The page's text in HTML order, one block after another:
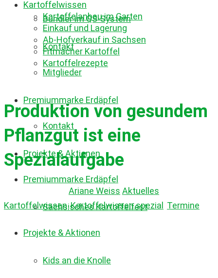
Kontakt
Premiummarke Erdäpfel
Projekte & Aktionen
Sächsisches Kartoffelfest
Kids an die Knolle
Bündler im QS-System
Mitglieder
Kontakt
Premiummarke Erdäpfel
Projekte & Aktionen
Kartoffelwissen
Kartoffelanbau im Garten
Einkauf und Lagerung
Ab-Hofverkauf in Sachsen
Fitmacher Kartoffel
Kartoffelrezepte
Produktion von gesundem
Pflanzgut ist eine
Spezialaufgabe
Ariane Weiss Aktuelles
Kartoffelwissen,Kartoffelwissen spezial Termine